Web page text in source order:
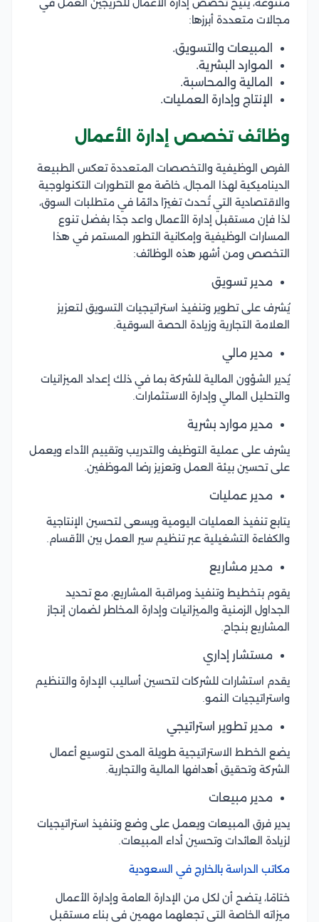
متنوعة، يتيح تخصص إدارة الأعمال للخريجين العمل في
مجالات متعددة أبرزها:
المبيعات والتسويق.
الموارد البشرية.
المالية والمحاسبة.
الإنتاج وإدارة العمليات.
وظائف تخصص إدارة الأعمال
الفرص الوظيفية والتخصصات المتعددة تعكس الطبيعة
الديناميكية لهذا المجال، خاصًة مع التطورات التكنولوجية
والاقتصادية التي تُحدث تغيرًا دائمًا في متطلبات السوق،
لذا فإن مستقبل إدارة الأعمال واعد جدًا بفضل تنوع
المسارات الوظيفية وإمكانية التطور المستمر في هذا
التخصص ومن أشهر هذه الوظائف:
مدير تسويق
يُشرف على تطوير وتنفيذ استراتيجيات التسويق لتعزيز
العلامة التجارية وزيادة الحصة السوقية.
مدير مالي
يُدير الشؤون المالية للشركة بما في ذلك إعداد الميزانيات
والتحليل المالي وإدارة الاستثمارات.
مدير موارد بشرية
يشرف على عملية التوظيف والتدريب وتقييم الأداء ويعمل
على تحسين بيئة العمل وتعزيز رضا الموظفين.
مدير عمليات
يتابع تنفيذ العمليات اليومية ويسعى لتحسين الإنتاجية
والكفاءة التشغيلية عبر تنظيم سير العمل بين الأقسام.
مدير مشاريع
يقوم بتخطيط وتنفيذ ومراقبة المشاريع، مع تحديد
الجداول الزمنية والميزانيات وإدارة المخاطر لضمان إنجاز
المشاريع بنجاح.
مستشار إداري
يقدم استشارات للشركات لتحسين أساليب الإدارة والتنظيم
واستراتيجيات النمو.
مدير تطوير استراتيجي
يضع الخطط الاستراتيجية طويلة المدى لتوسيع أعمال
الشركة وتحقيق أهدافها المالية والتجارية.
مدير مبيعات
يدير فرق المبيعات ويعمل على وضع وتنفيذ استراتيجيات
لزيادة العائدات وتحسين أداء المبيعات.
مكاتب الدراسة بالخارج في السعودية
ختامًا، يتضح أن لكل من الإدارة العامة وإدارة الأعمال
ميزاته الخاصة التي تجعلهما مهمين في بناء مستقبل